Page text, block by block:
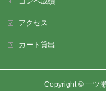
アクセス
カート貸出
Copyright © 一ツ